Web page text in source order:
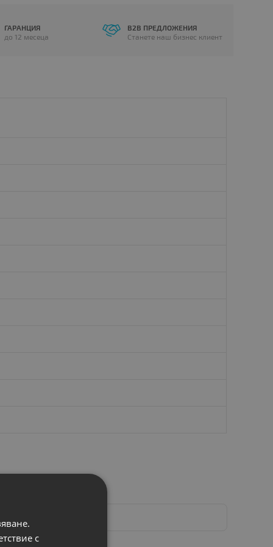
ГАРАНЦИЯ
до 12 месеца
B2B ПРЕДЛОЖЕНИЯ
Станете наш бизнес клиент
с